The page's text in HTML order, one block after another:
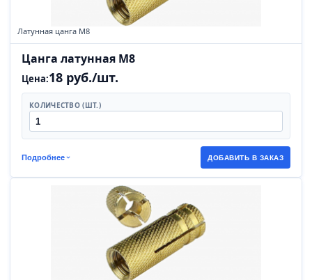
Латунная цанга М8
Цанга латунная М8
Цена:18 руб./шт.
КОЛИЧЕСТВО (ШТ.)
Подробнее ДОБАВИТЬ В ЗАКАЗ